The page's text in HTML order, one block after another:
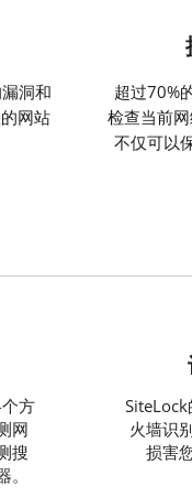
洞和
网站
超过70%
检查当前
不仅可以
方
网
搜
火墙识
损害